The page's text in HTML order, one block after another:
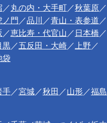
／丸の内・大手町／秋葉原／
ノ門 ／品川 ／青山・表参道 ／
／恵比寿・代官山 ／ 日本橋 ／
黒／五反田・大崎／ 上野 ／
袋
手／宮城／秋田 ／山形／福島